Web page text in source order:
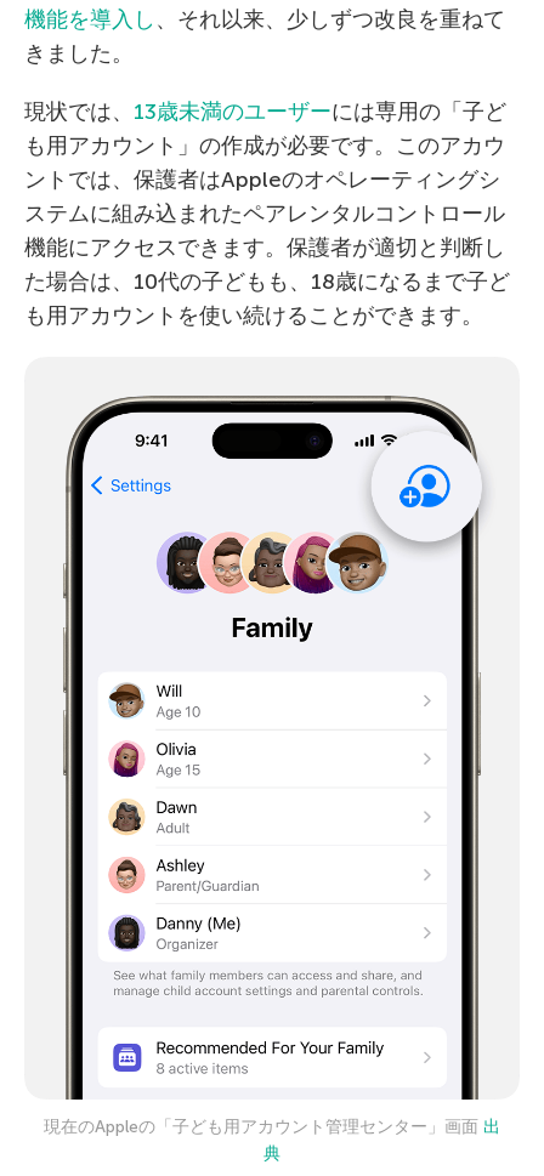
機能を導入し 、それ以来、少しずつ改良を重ねて
きました。
現状では、 13歳未満のユーザーには専用の「子ど
も用アカウント」の作成が必要です。このアカウ
ントでは、保護者はAppleのオペレーティングシ
ステムに組み込まれたペアレンタルコントロール
機能にアクセスできます。保護者が適切と判断し
た場合は、10代の子どもも、18歳になるまで子ど
も用アカウントを使い続けることができます。
現在のAppleの「子ども用アカウント管理センター」画面 出
典